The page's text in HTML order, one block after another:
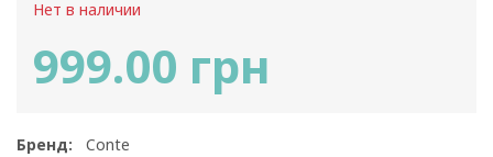
Нет в наличии
999.00 грн
Бренд:
Conte